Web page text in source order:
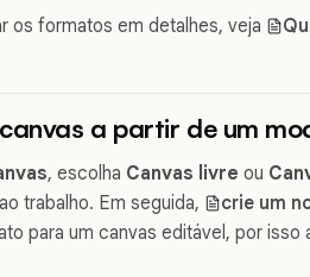
os formatos em detalhes, veja
a partir de um
, escolha Canvas livre ou
trabalho. Em seguida,
crie um
para um canvas editável, por